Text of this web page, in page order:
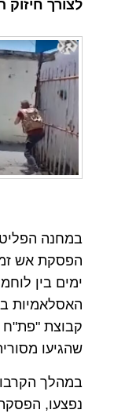
לצורך
במחנה
הפסקת אש
ימים בין
האסלאמיות
קבוצת
שהגיעו
נפצעו,